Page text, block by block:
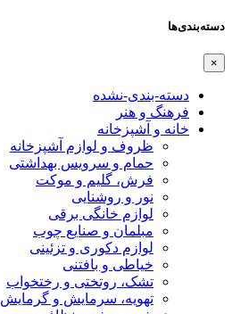
دسته‌بندی‌ها
×
دسته-بندی-نشده
فرهنگ و هنر
خانه و آشپزخانه
ظروف و لوازم آشپزخانه
حمام و سرویس بهداشتی
فرش، گلیم و موکت
نور و روشنایی
لوازم خانگی برقی
مبلمان و صنایع چوب
لوازم دکوری و تزئینی
خیاطی و بافتنی
تشک، روتختی و رختخواب
تهویه، سرمایش و گرمایش